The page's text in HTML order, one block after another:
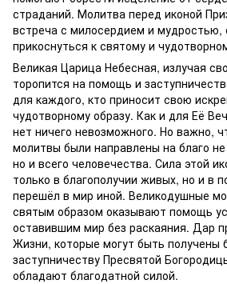
страданий. Молитва перед иконой
встреча с милосердием и мудростью,
прикоснуться к святому и
Великая Царица Небесная, излучая
торопится на помощь и
для каждого, кто приносит свою
чудотворному образу. Как и для Её
нет ничего невозможного. Но важно,
молитвы были направлены на благо
но и всего человечества. Сила этой
только в благополучии живых, но и в
перешёл в мир иной. Великодушные
святым образом оказывают помощь
оставившим мир без раскаяния. Дар
Жизни, которые могут быть получены
заступничеству Пресвятой
обладают благодатной силой.